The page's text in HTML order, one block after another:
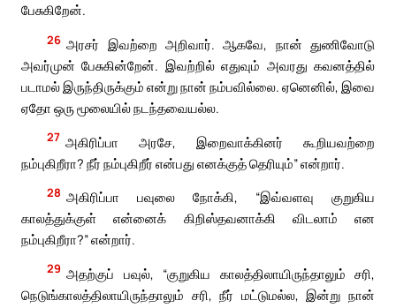
பேசுகிறேன்.
26 அரசர் இவற்றை அறிவார். ஆகவே, நான் துணிவோடு
அவர்முன் பேசுகின்றேன். இவற்றில் எதுவும் அவரது கவனத்தில்
படாமல் இருந்திருக்கும் என்று நான் நம்பவில்லை. ஏனெனில், இவை
ஏதோ ஒரு மூலையில் நடந்தவையல்ல.
27 அகிரிப்பா அரசே, இறைவாக்கினர் கூறியவற்றை
நம்புகிறீரா? நீர் நம்புகிறீர் என்பது எனக்குத் தெரியும்” என்றார்.
28 அகிரிப்பா பவுலை நோக்கி, “இவ்வளவு குறுகிய
காலத்துக்குள் என்னைக் கிறிஸ்தவனாக்கி விடலாம் என
நம்புகிறீரா?” என்றார்.
29 அதற்குப் பவுல், “குறுகிய காலத்திலாயிருந்தாலும் சரி,
நெடுங்காலத்திலாயிருந்தாலும் சரி, நீர் மட்டுமல்ல, இன்று நான்